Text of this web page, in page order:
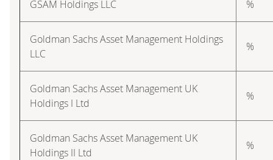
GSAM Holdings LLC %
Goldman Sachs Asset Management Holdings
LLC
%
Goldman Sachs Asset Management UK
Holdings I Ltd
%
Goldman Sachs Asset Management UK
Holdings II Ltd
%